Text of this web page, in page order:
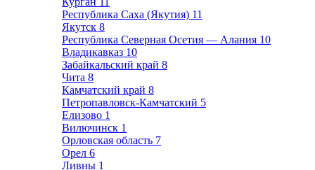
Республика Саха (Якутия) 11
Якутск 8
Республика Северная Осетия — Алания 10
Владикавказ 10
Забайкальский край 8
Чита 8
Камчатский край 8
Петропавловск-Камчатский 5
Елизово 1
Вилючинск 1
Орловская область 7
Орел 6
Ливны 1